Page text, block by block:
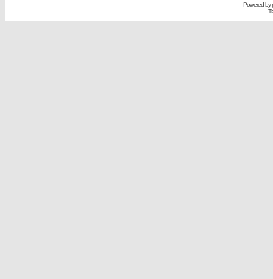
Powered by